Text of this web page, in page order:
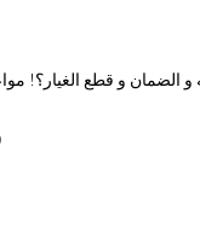
و الضمان و قطع الغيار؟!
9